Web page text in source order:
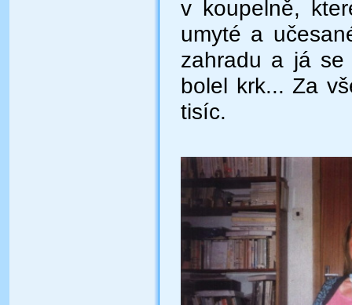
v koupelně,
umyté a
zahradu a já
bolel krk... Za
tisíc.